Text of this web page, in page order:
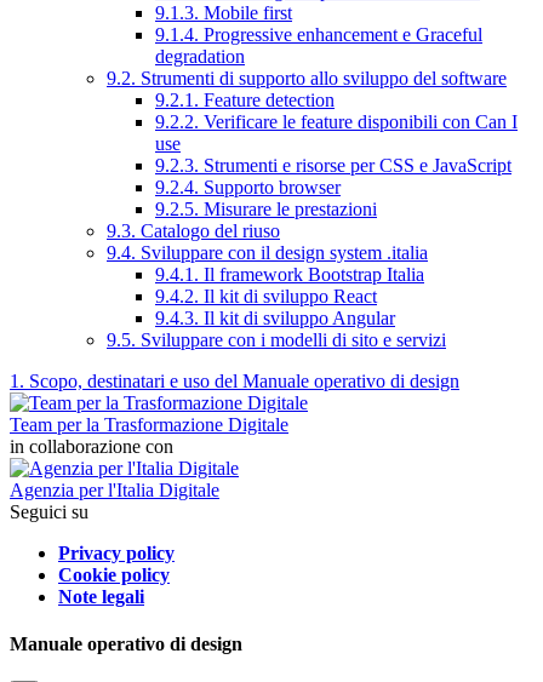
9.1.3. Mobile first
9.1.4. Progressive enhancement e Graceful
degradation
9.2. Strumenti di supporto allo sviluppo del software
9.2.1. Feature detection
9.2.2. Verificare le feature disponibili con Can I
use
9.2.3. Strumenti e risorse per CSS e JavaScript
9.2.4. Supporto browser
9.2.5. Misurare le prestazioni
9.3. Catalogo del riuso
9.4. Sviluppare con il design system .italia
9.4.1. Il framework Bootstrap Italia
9.4.2. Il kit di sviluppo React
9.4.3. Il kit di sviluppo Angular
9.5. Sviluppare con i modelli di sito e servizi
1. Scopo, destinatari e uso del Manuale operativo di design
Team per la Trasformazione Digitale
in collaborazione con
Agenzia per l'Italia Digitale
Seguici su
Privacy policy
Cookie policy
Note legali
Manuale operativo di design